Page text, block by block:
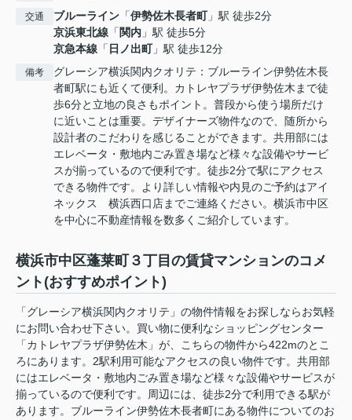
交通 ブルーライン 「伊勢佐木長者町」駅 徒歩2分
京浜東北線 「 関内 」駅 徒歩5分
京急本線 「 日ノ出町」駅 徒歩12分
備考
グレーシア横浜関内クオリテ：ブルーライン伊勢佐木長
者町駅にも近くて便利。カトレヤプラザ伊勢佐木まで徒
歩6分と立地の良さもポイント。普段から使う場所だけ
に近いことは重要。デザイナーズ物件なので、随所から
設計者のこだわりを感じることができます。共用部には
エレベータ・敷地内ごみ置き場など様々な設備やサービ
スが揃っているので便利です。徒歩2分で駅にアクセス
できる物件です。より詳しい情報や内見のご予約はアイ
ネックス 横浜西口店までご連絡ください。横浜市中区
を中心に不動産情報を数多くご紹介しています。
横浜市中区蓬莱町３丁目の賃貸マンションのコメ
ント(おすすめポイント)
「グレーシア横浜関内クオリテ」の物件情報をお探しならお気軽
にお問い合わせ下さい。買い物に便利なショッピングセンター
「カトレヤプラザ伊勢佐木」が、こちらの物件から422mのとこ
ろにあります。2駅利用可能なアクセスの良い物件です。共用部
にはエレベータ・敷地内ごみ置き場など様々な設備やサービスが
揃っているので便利です。周辺には、徒歩2分で利用できる駅が
あります。ブルーライン伊勢佐木長者町にある物件についてのお